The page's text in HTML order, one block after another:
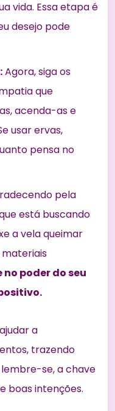
vida. Essa etapa é
desejo pode
Agora, siga os
que
acenda-as e
usar ervas,
pensa no
pela
está buscando
a vela queimar
no poder do seu
a
trazendo
se, a chave
boas intenções.